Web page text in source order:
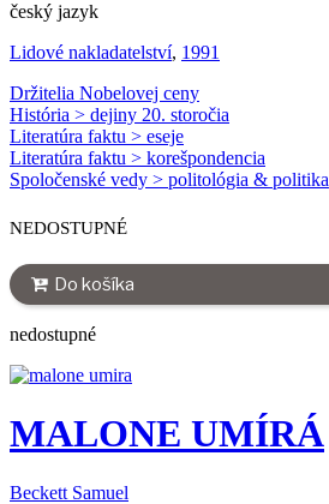
český jazyk
Lidové nakladatelství, 1991
Držitelia Nobelovej ceny
História > dejiny 20. storočia
Literatúra faktu > eseje
Literatúra faktu > korešpondencia
Spoločenské vedy > politológia & politika
NEDOSTUPNÉ
Do košíka
nedostupné
MALONE UMÍRÁ
Beckett Samuel